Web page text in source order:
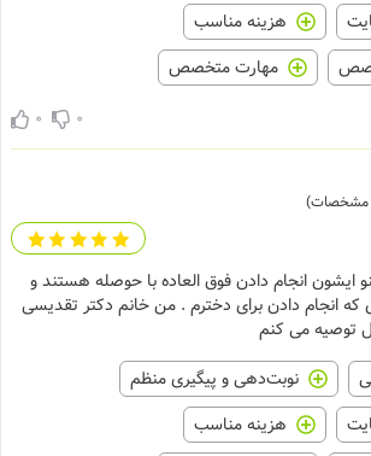
هزینه مناسب
مهارت متخصص
0
0
مشخصات)
ایشون انجام دادن فوق العاده با حوصله هستند و
که انجام دادن برای دخترم . من خانم دکتر تقدیسی
توصیه می کنم
نوبت‌دهی و پیگیری منظم
هزینه مناسب